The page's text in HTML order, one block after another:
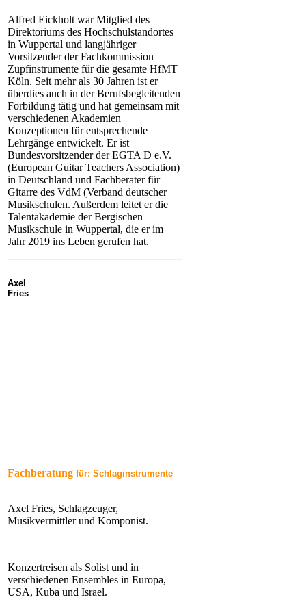
Alfred Eickholt war Mitglied des
Direktoriums des Hochschulstandortes
in Wuppertal und langjähriger
Vorsitzender der Fachkommission
Zupfinstrumente für die gesamte HfMT
Köln. Seit mehr als 30 Jahren ist er
überdies auch in der Berufsbegleitenden
Forbildung tätig und hat gemeinsam mit
verschiedenen Akademien
Konzeptionen für entsprechende
Lehrgänge entwickelt. Er ist
Bundesvorsitzender der EGTA D e.V.
(European Guitar Teachers Association)
in Deutschland und Fachberater für
Gitarre des VdM (Verband deutscher
Musikschulen. Außerdem leitet er die
Talentakademie der Bergischen
Musikschule in Wuppertal, die er im
Jahr 2019 ins Leben gerufen hat.
Axel
Fries
Fachberatung für: Schlaginstrumente
Axel Fries, Schlagzeuger,
Musikvermittler und Komponist.
Konzertreisen als Solist und in
verschiedenen Ensembles in Europa,
USA, Kuba und Israel.